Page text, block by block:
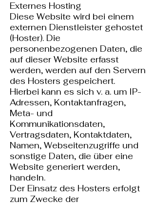
Externes Hosting
Diese Website wird bei einem
externen Dienstleister gehostet
(Hoster). Die
personenbezogenen Daten, die
auf dieser Website erfasst
werden, werden auf den Servern
des Hosters gespeichert.
Hierbei kann es sich v. a. um IP-
Adressen, Kontaktanfragen,
Meta- und
Kommunikationsdaten,
Vertragsdaten, Kontaktdaten,
Namen, Webseitenzugriffe und
sonstige Daten, die über eine
Website generiert werden,
handeln.
Der Einsatz des Hosters erfolgt
zum Zwecke der